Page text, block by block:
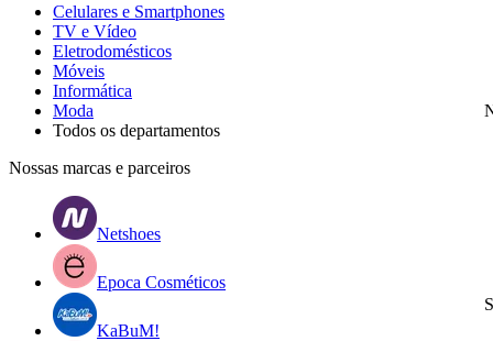
Celulares e Smartphones
TV e Vídeo
Eletrodomésticos
Móveis
Informática
Moda
Todos os departamentos
Nossas marcas e parceiros
Netshoes
Epoca Cosméticos
KaBuM!